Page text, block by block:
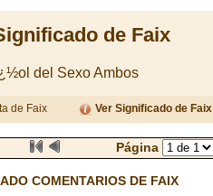
de Faix
del Sexo Ambos
de Faix Ver Significado de Faix
Página
COMENTARIOS DE FAIX